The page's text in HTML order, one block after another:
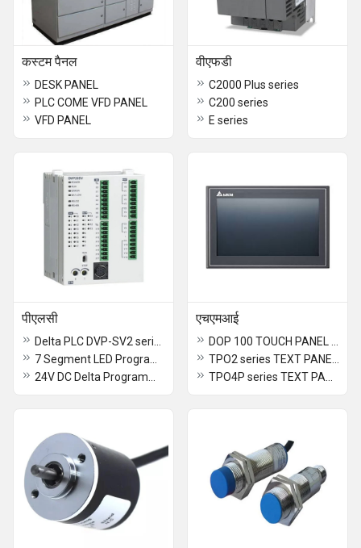
कस्टम पैनल
DESK PANEL
PLC COME VFD PANEL
VFD PANEL
वीएफडी
C2000 Plus series
C200 series
E series
पीएलसी एचएमआई